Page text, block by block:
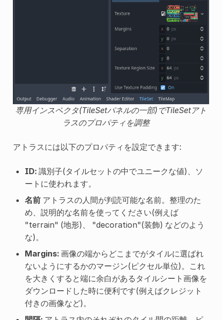
専用インスペクタ(TileSetパネルの一部)でTileSetアト
ラスのプロパティを調整
アトラスには以下のプロパティを設定できます:
ID:識別子(タイルセットの中でユニークな値)、ソ
ートに使われます。
名前アトラスの人間が判読可能な名前。整理のた
め、説明的な名前を使ってください(例えば
"terrain" (地形)、 "decoration"(装飾) などのよう
な)。
Margins:画像の端からどこまでがタイルに選ばれ
ないようにするかのマージン(ピクセル単位)。これ
を大きくすると端に余白があるタイルシート画像を
ダウンロードした時に便利です(例えばクレジット
付きの画像など)。